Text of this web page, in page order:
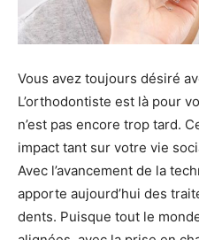
Vous avez toujours désiré
L’orthodontiste est là pour
n’est pas encore trop tard.
impact tant sur votre vie
Avec l’avancement de la
apporte aujourd’hui des
dents. Puisque tout le